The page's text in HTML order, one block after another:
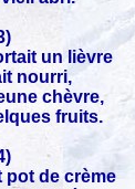
un lièvre
nourri,
chèvre,
fruits.
pot de crème